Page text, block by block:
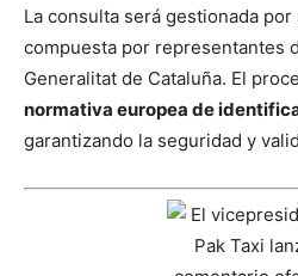
La consulta será gestionada por
compuesta por representantes
Generalitat de Cataluña. El
normativa europea de
garantizando la seguridad y